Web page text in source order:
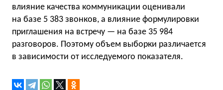
влияние качества коммуникации оценивали
на базе 5 383 звонков, а влияние формулировки
приглашения на встречу — на базе 35 984
разговоров. Поэтому объем выборки различается
в зависимости от исследуемого показателя.